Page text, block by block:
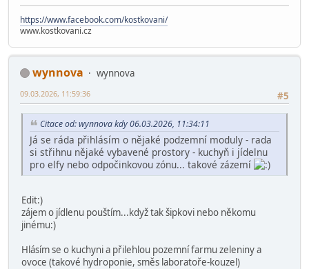
https://www.facebook.com/kostkovani/
www.kostkovani.cz
wynnova
wynnova
#5
09.03.2026, 11:59:36
Citace od: wynnova kdy 06.03.2026, 11:34:11
Já se ráda přihlásím o nějaké podzemní moduly - rada
si střihnu nějaké vybavené prostory - kuchyň i jídelnu
pro elfy nebo odpočinkovou zónu... takové zázemí
Edit:)
zájem o jídlenu pouštím...když tak šipkovi nebo někomu
jinému:)
Hlásím se o kuchyni a přilehlou pozemní farmu zeleniny a
ovoce (takové hydroponie, směs laboratoře-kouzel)